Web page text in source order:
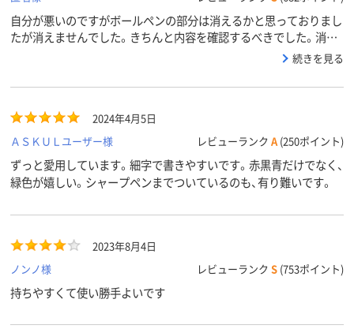
ループ
自分が悪いのですがボールペンの部分は消えるかと思っておりまし
たが消えませんでした。きちんと内容を確認するべきでした。消え
続きを見る
2024年4月5日
ＡＳＫＵＬユーザー様
レビューランク A (250ポイント)
ずっと愛用しています。細字で書きやすいです。赤黒青だけでなく、
緑色が嬉しい。シャープペンまでついているのも、有り難いです。
2023年8月4日
ノンノ様
レビューランク S (753ポイント)
持ちやすくて使い勝手よいです